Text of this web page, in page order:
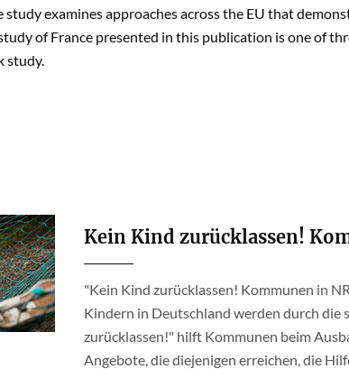
study examines approaches across the EU that
of France presented in this publication is one of
study.
Kein Kind zurücklassen!
"Kein Kind zurücklassen! Kommunen in
Kindern in Deutschland werden durch
zurücklassen!" hilft Kommunen beim
Angebote, die diejenigen erreichen, die